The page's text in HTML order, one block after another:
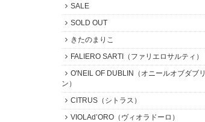
SALE
SOLD OUT
きたのまりこ
FALIERO SARTI（ファリエロサルティ）
O'NEIL OF DUBLIN（オニールオブダブリ
ン）
CITRUS（シトラス）
VIOLAd’ORO（ヴィオラドーロ）